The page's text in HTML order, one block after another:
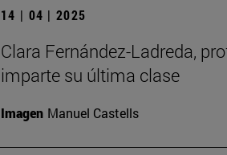
14 | 04 | 2025
Clara Fernández-Ladreda,
imparte su última clase
Imagen Manuel Castells